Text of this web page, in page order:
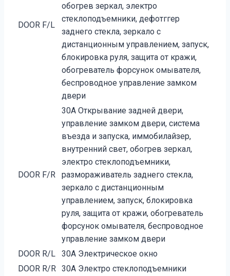
DOOR F/L
обогрев зеркал, электро
стеклоподъемники, дефотггер
заднего стекла, зеркало с
дистанционным управлением, запуск,
блокировка руля, защита от кражи,
обогреватель форсунок омывателя,
беспроводное управление замком
двери
DOOR F/R
30A Открывание задней двери,
управление замком двери, система
въезда и запуска, иммобилайзер,
внутренний свет, обогрев зеркал,
электро стеклоподъемники,
размораживатель заднего стекла,
зеркало с дистанционным
управлением, запуск, блокировка
руля, защита от кражи, обогреватель
форсунок омывателя, беспроводное
управление замком двери
DOOR R/L
30A Электрическое окно
DOOR R/R 30A Электро стеклоподъемники